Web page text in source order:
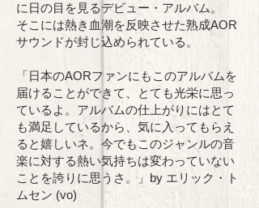
に日の目を見るデビュー・アルバム。
そこには熱き血潮を反映させた熟成AOR
サウンドが封じ込められている。
「日本のAORファンにもこのアルバムを
届けることができて、とても光栄に思っ
ているよ。アルバムの仕上がりにはとて
も満足しているから、気に入ってもらえ
ると嬉しいネ。今でもこのジャンルの音
楽に対する熱い気持ちは変わっていない
ことを誇りに思うさ。」by エリック・ト
ムセン (vo)